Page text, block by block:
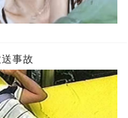
事故